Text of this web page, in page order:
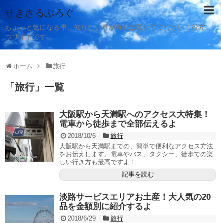
せきさるぶろぐ
ちょっと気になる事、知りたい事が有れば覗いてください！役立
つサイトです。
ホーム 旅行
「 旅行」 一覧
大阪駅から天満駅へのアクセス大特集！
電車から徒歩まで全部伝えるよ
2018/10/6
旅行
大阪駅から天満駅までの、簡単で便利なアクセス方法
をお伝えします。電車やバス、タクシー、徒歩での楽
しい行き方も最高ですよ！
記事を読む
淡路サービスエリアお土産！大人気の20
品を金額別に紹介するよ
2018/6/29
旅行